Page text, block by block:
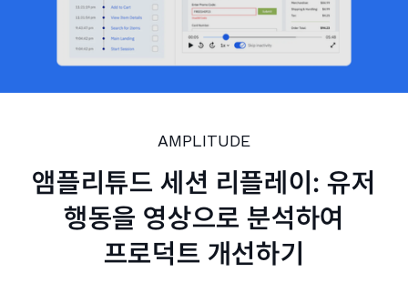
AMPLITUDE
앰플리튜드 세션 리플레이: 유저
행동을 영상으로 분석하여
프로덕트 개선하기